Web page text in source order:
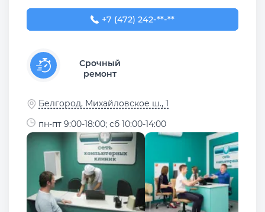
+7 (472) 242-93-64
+7 (472) 242-**-**
Срочный
ремонт
Белгород, Михайловское ш., 1
пн-пт 9:00-18:00; сб 10:00-14:00